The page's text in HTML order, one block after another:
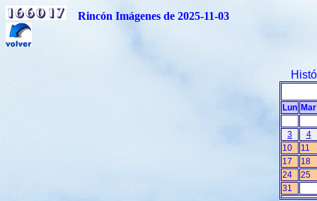
Rincón Imágenes de 2025-11-03
Lun Mar
3
4
10
11
17
18
24
25
31